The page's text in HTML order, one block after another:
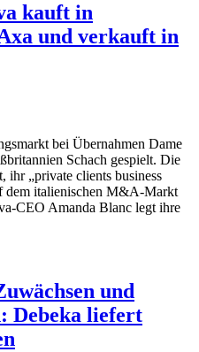
kauft in
und verkauft in
bei Übernahmen Dame
Schach gespielt. Die
ihr „private clients business
dem italienischen M&A-Markt
CEO Amanda Blanc legt ihre
und
Debeka liefert